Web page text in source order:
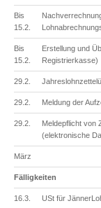
Bis
15.2.
Bis
15.2.
Erstellung und
Registrierkasse)
29.2.
29.2. Meldung der
29.2.
Meldepflicht von
(elektronische
März
Fälligkeiten
16.3. USt für